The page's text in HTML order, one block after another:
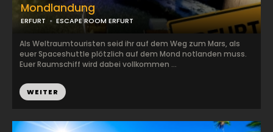
Mondlandung
ERFURT ESCAPE ROOM ERFURT
Als Weltraumtouristen seid ihr auf dem Weg zum Mars, als
euer Spaceshuttle plötzlich auf dem Mond notlanden muss.
Euer Raumschiff wird dabei vollkommen ...
WEITER